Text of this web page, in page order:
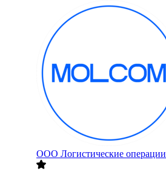
ООО Логистические